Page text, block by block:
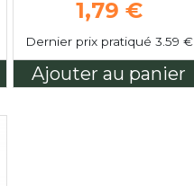
Prix de
1,79 €
Dernier prix pratiqué 3.59 €
Ajouter au panier